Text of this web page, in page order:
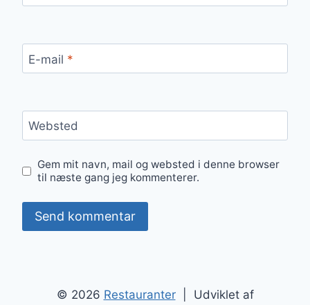
E-mail *
Websted
Gem mit navn, mail og websted i denne browser
til næste gang jeg kommenterer.
© 2026 Restauranter| Udviklet af